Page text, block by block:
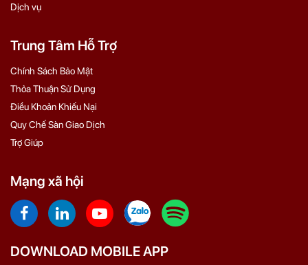
Dịch vụ
Trung Tâm Hỗ Trợ
Chính Sách Bảo Mật
Thỏa Thuận Sử Dụng
Điều Khoản Khiếu Nại
Quy Chế Sàn Giao Dịch
Trợ Giúp
Mạng xã hội
DOWNLOAD MOBILE APP